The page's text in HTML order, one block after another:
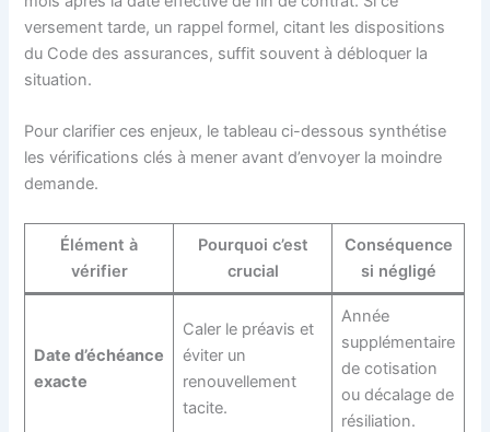
versement tarde, un rappel formel, citant les dispositions
du Code des assurances, suffit souvent à débloquer la
situation.
Pour clarifier ces enjeux, le tableau ci-dessous synthétise
les vérifications clés à mener avant d’envoyer la moindre
demande.
Élément à
vérifier
Pourquoi c’est
crucial
Conséquence
si négligé
Date d’échéance
exacte
Caler le préavis et
éviter un
renouvellement
tacite.
Année
supplémentaire
de cotisation
ou décalage de
résiliation.